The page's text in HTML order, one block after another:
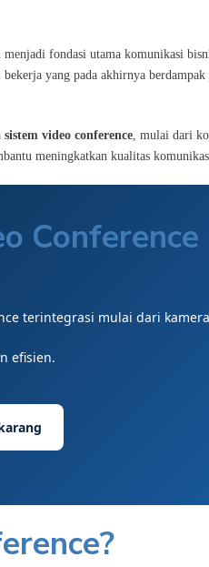
menjadi fondasi utama komunikasi
yang pada akhirnya
video conference, mulai dari
meningkatkan kualitas
Conference
terintegrasi mulai dari
efisien.